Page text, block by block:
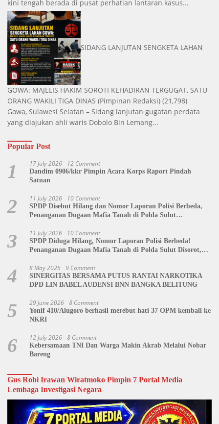
kini tengah berada di pusat perhatian lantaran kasus...
SIDANG LANJUTAN SENGKETA LAHAN
GOWA: MAJELIS HAKIM SOROTI KEHADIRAN TERGUGAT, SATU
ORANG WAKILI TIGA DINAS (Pimpinan Redaksi) (21,798)
Gowa, Sulawesi Selatan – Sidang lanjutan gugatan perdata
yang diajukan ahli waris Dobolo Bin Lemang...
Popular Post
1 17 July 2026 12 Comment
Dandim 0906/kkr Pimpin Acara Korps Raport Pindah
Satuan
2 11 July 2026 10 Comment
SPDP Disebut Hilang dan Nomor Laporan Polisi Berbeda,
Penanganan Dugaan Mafia Tanah di Polda Sulut
3 11 July 2026 10 Comment
SPDP Diduga Hilang, Nomor Laporan Polisi Berbeda!
Penanganan Dugaan Mafia Tanah di Polda Sulut Disorot,
4 8 May 2026 9 Comment
SINERGITAS BERSAMA PUTUS RANTAI NARKOTIKA
DPD LIN BABEL AUDENSI BNN BANGKA BELITUNG
5 29 June 2026 8 Comment
Yonif 410/Alugoro berhasil merebut hati 37 OPM kembali ke
NKRI
6 12 July 2026 8 Comment
Kebersamaan TNI Dan Warga Makin Akrab Melalui Nobar
Bareng
Gus Robi Irawan Wiratmoko Pimpin 7 Portal Media
Lembaga Investigasi Negara
Video
Player